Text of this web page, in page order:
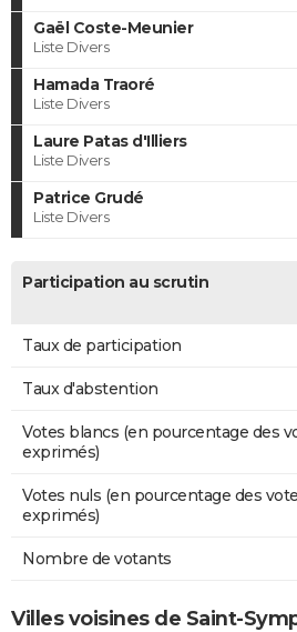
Gaël Coste-Meunier
Liste Divers
Hamada Traoré
Liste Divers
Laure Patas d'Illiers
Liste Divers
Patrice Grudé
Liste Divers
Participation au scrutin
Taux de participation
Taux d'abstention
Votes blancs (en pourcentage des
exprimés)
Votes nuls (en pourcentage des
exprimés)
Nombre de votants
Villes voisines de Saint-